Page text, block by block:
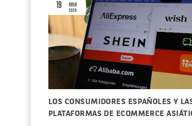
19 ene
2026
LOS CONSUMIDORES ESPAÑOLES Y
PLATAFORMAS DE ECOMMERCE